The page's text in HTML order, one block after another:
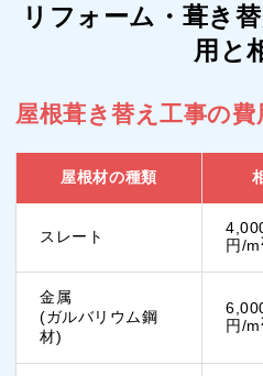
リフォーム・葺き
用と
屋根葺き替え工事の費
屋根材の種類
スレート
円/m
金属
(ガルバリウム鋼
材)
円/m